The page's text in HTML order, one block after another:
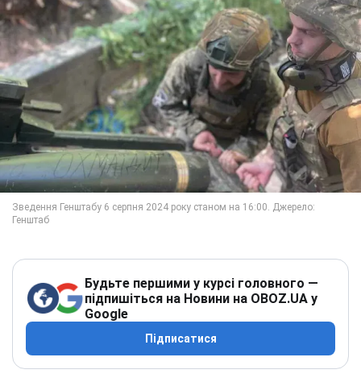
Будьте першими у курсі головного —
підпишіться на Новини на OBOZ.UA у
Google
Підписатися